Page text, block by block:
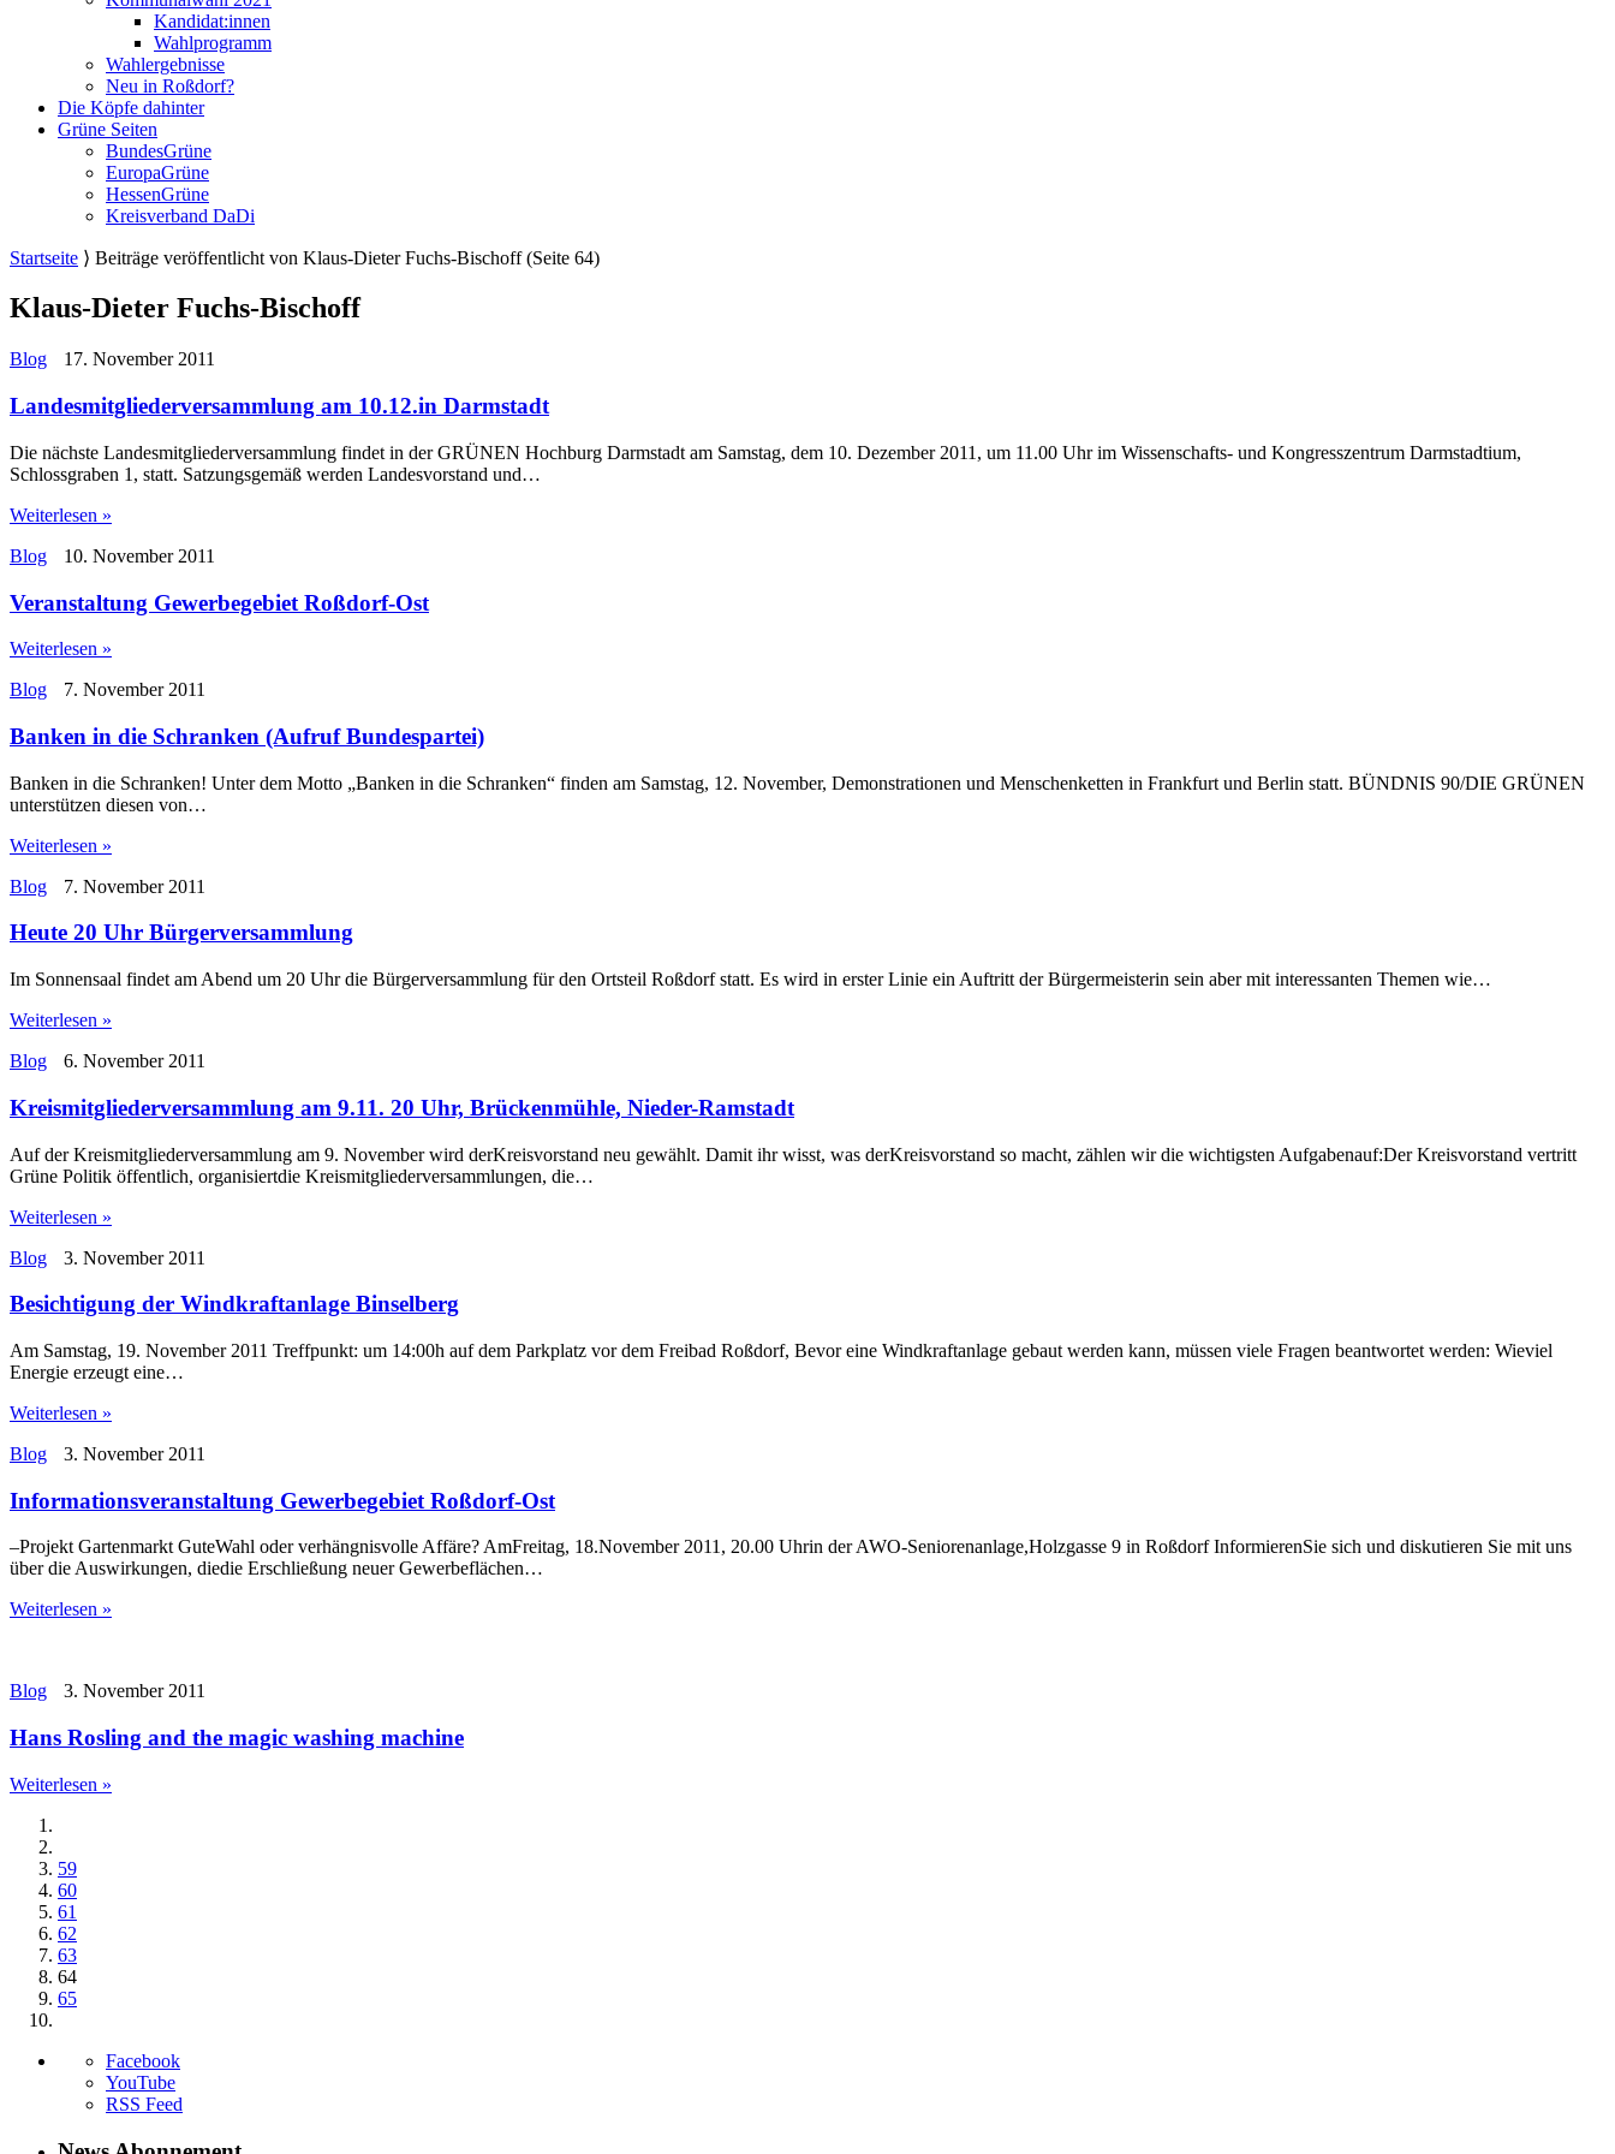
Kandidat:innen
Wahlprogramm
Wahlergebnisse
Neu in Roßdorf?
Die Köpfe dahinter
Grüne Seiten
BundesGrüne
EuropaGrüne
HessenGrüne
Kreisverband DaDi
Startseite ⟩ Beiträge veröffentlicht von Klaus-Dieter Fuchs-Bischoff(Seite 64)
Klaus-Dieter Fuchs-Bischoff
Blog 17. November 2011
Landesmitgliederversammlung am 10.12.in Darmstadt
Die nächste Landesmitgliederversammlung findet in der GRÜNEN Hochburg Darmstadt am Samstag, dem 10. Dezember 2011, um 11.00 Uhr im Wissenschafts- und Kongresszentrum Darmstadtium,
Schlossgraben 1, statt. Satzungsgemäß werden Landesvorstand und…
Weiterlesen »
Blog
10. November 2011
Veranstaltung Gewerbegebiet Roßdorf-Ost
Weiterlesen »
Blog
7. November 2011
Banken in die Schranken (Aufruf Bundespartei)
Banken in die Schranken! Unter dem Motto „Banken in die Schranken“ finden am Samstag, 12. November, Demonstrationen und Menschenketten in Frankfurt und Berlin statt. BÜNDNIS 90/DIE GRÜNEN
unterstützen diesen von…
Weiterlesen »
Blog
7. November 2011
Heute 20 Uhr Bürgerversammlung
Im Sonnensaal findet am Abend um 20 Uhr die Bürgerversammlung für den Ortsteil Roßdorf statt. Es wird in erster Linie ein Auftritt der Bürgermeisterin sein aber mit interessanten Themen wie…
Weiterlesen »
Blog
6. November 2011
Kreismitgliederversammlung am 9.11. 20 Uhr, Brückenmühle, Nieder-Ramstadt
Auf der Kreismitgliederversammlung am 9. November wird derKreisvorstand neu gewählt. Damit ihr wisst, was derKreisvorstand so macht, zählen wir die wichtigsten Aufgabenauf:Der Kreisvorstand vertritt
Grüne Politik öffentlich, organisiertdie Kreismitgliederversammlungen, die…
Weiterlesen »
Blog
3. November 2011
Besichtigung der Windkraftanlage Binselberg
Am Samstag, 19. November 2011 Treffpunkt: um 14:00h auf dem Parkplatz vor dem Freibad Roßdorf, Bevor eine Windkraftanlage gebaut werden kann, müssen viele Fragen beantwortet werden: Wieviel
Energie erzeugt eine…
Weiterlesen »
Blog
3. November 2011
Informationsveranstaltung Gewerbegebiet Roßdorf-Ost
–Projekt Gartenmarkt GuteWahl oder verhängnisvolle Affäre? AmFreitag, 18.November 2011, 20.00 Uhrin der AWO-Seniorenanlage,Holzgasse 9 in Roßdorf InformierenSie sich und diskutieren Sie mit uns
über die Auswirkungen, diedie Erschließung neuer Gewerbeflächen…
Weiterlesen »
Blog 3. November 2011
Hans Rosling and the magic washing machine
Weiterlesen »
59
60
61
62
63
64
65
Facebook
YouTube
RSS Feed